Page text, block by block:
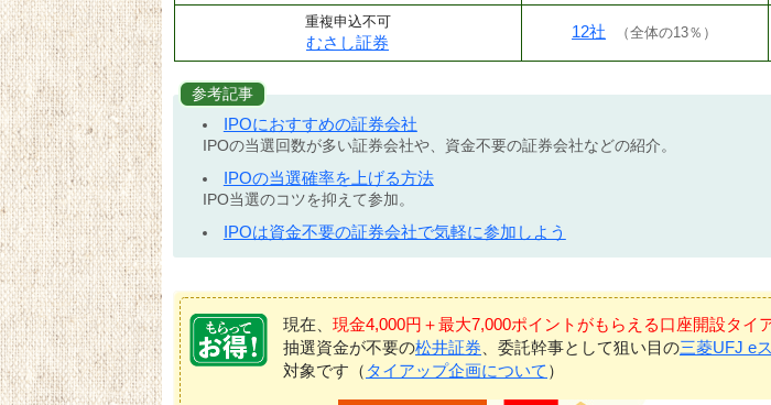
重複申込不可
むさし証券
12社 （全体の13％ ）
参考記事
IPOにおすすめの証券会社
IPOの当選回数が多い証券会社や、資金不要の証券会社などの紹介。
IPOの当選確率を上げる方法
IPO当選のコツを抑えて参加。
IPOは資金不要の証券会社で気軽に参加しよう
現在、 現金4,000円＋最大7,000ポイントがもらえる口座開設タイ
抽選資金が不要の松井証券 、委託幹事として狙い目の三菱UFJ e
対象です（ タイアップ企画について ）